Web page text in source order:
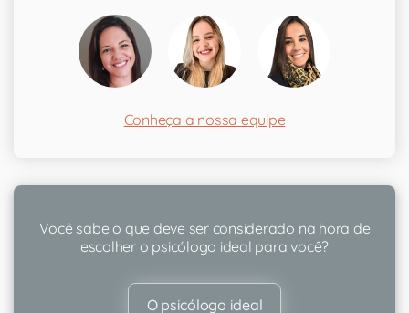
Conheça a nossa equipe
Você sabe o que deve ser considerado na hora de
escolher o psicólogo ideal para você?
O psicólogo ideal